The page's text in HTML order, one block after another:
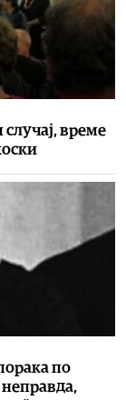
време
по
неправда,